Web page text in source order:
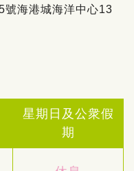
號海港城海洋中心13
星期日及公衆假
期